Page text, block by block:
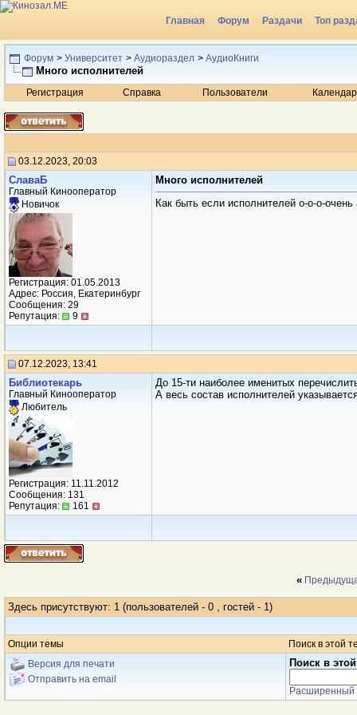
Главная Форум Раздачи Топ
Радио
Форум > Университет > Аудиораздел > АудиоКниги
Много исполнителей
Регистрация Справка Пользователи
03.12.2023, 20:03
СлаваБ
Главный Кинооператор
Новичок
Регистрация: 01.05.2013
Адрес: Россия, Екатеринбург
Сообщения: 29
Репутация:
9
Много исполнителей
Как быть если исполнителей о-о-о-очень
07.12.2023, 13:41
Библиотекарь
Главный Кинооператор
Любитель
Регистрация: 11.11.2012
Сообщения: 131
Репутация:
161
До 15-ти наиболее именитых
А весь состав исполнителей
«
Здесь присутствуют: 1 (пользователей - 0 , гостей - 1)
Опции темы
Поиск в этой
Версия для печати
Отправить на email
Поиск в
Расширенный